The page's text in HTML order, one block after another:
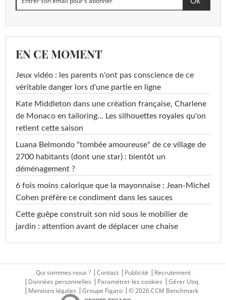
EN CE MOMENT
Jeux vidéo : les parents n'ont pas conscience de ce
véritable danger lors d'une partie en ligne
Kate Middleton dans une création française, Charlene
de Monaco en tailoring… Les silhouettes royales qu'on
retient cette saison
Luana Belmondo "tombée amoureuse" de ce village de
2700 habitants (dont une star) : bientôt un
déménagement ?
6 fois moins calorique que la mayonnaise : Jean-Michel
Cohen préfère ce condiment dans les sauces
Cette guêpe construit son nid sous le mobilier de
jardin : attention avant de déplacer une chaise
Qui sommes-nous ? Contact Publicité
Recrutement
Données personnelles
Paramétrer les cookies
Gérer Utiq
Mentions légales
Groupe Figaro © 2026 CCM Benchmark